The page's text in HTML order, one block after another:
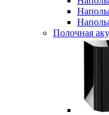
Полочная